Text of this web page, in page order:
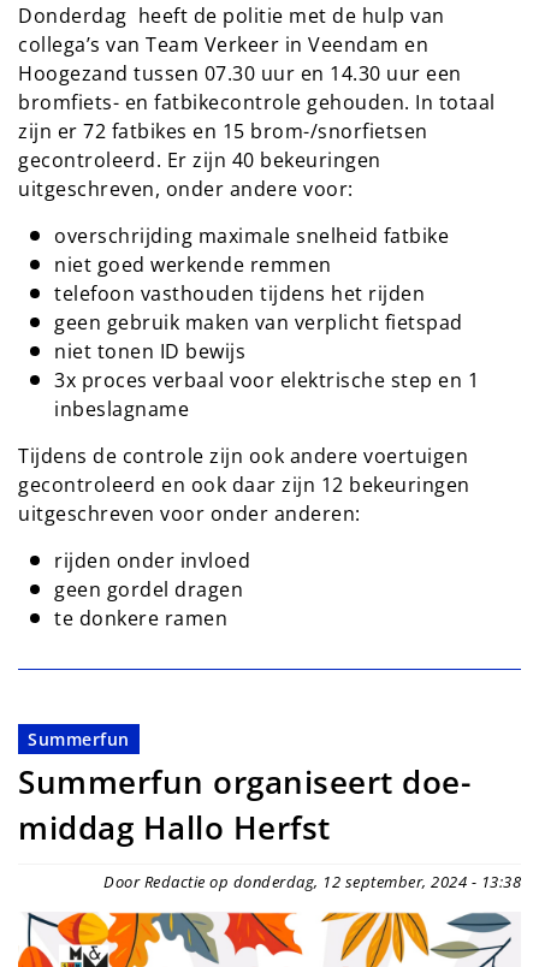
Donderdag heeft de politie met de hulp van
collega’s van Team Verkeer in Veendam en
Hoogezand tussen 07.30 uur en 14.30 uur een
bromfiets- en fatbikecontrole gehouden. In totaal
zijn er 72 fatbikes en 15 brom-/snorfietsen
gecontroleerd. Er zijn 40 bekeuringen
uitgeschreven, onder andere voor:
overschrijding maximale snelheid fatbike
niet goed werkende remmen
telefoon vasthouden tijdens het rijden
geen gebruik maken van verplicht fietspad
niet tonen ID bewijs
3x proces verbaal voor elektrische step en 1
inbeslagname
Tijdens de controle zijn ook andere voertuigen
gecontroleerd en ook daar zijn 12 bekeuringen
uitgeschreven voor onder anderen:
rijden onder invloed
geen gordel dragen
te donkere ramen
Summerfun
Summerfun organiseert doe-
middag Hallo Herfst
Door Redactie op donderdag, 12 september, 2024 - 13:38